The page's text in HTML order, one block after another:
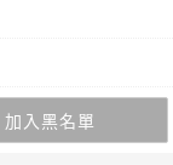
加入黑名單